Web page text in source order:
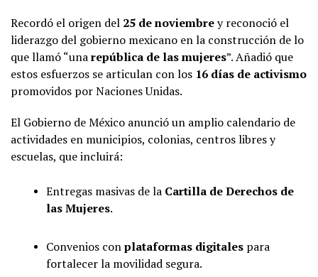
Recordó el origen del 25 de noviembrey reconoció el
liderazgo del gobierno mexicano en la construcción de lo
que llamó “unarepública de las mujeres”. Añadió que
estos esfuerzos se articulan con los 16 días de activismo
promovidos por Naciones Unidas.
El Gobierno de México anunció un amplio calendario de
actividades en municipios, colonias, centros libres y
escuelas, que incluirá:
Entregas masivas de la Cartilla de Derechos de
las Mujeres.
Convenios conplataformas digitales para
fortalecer la movilidad segura.